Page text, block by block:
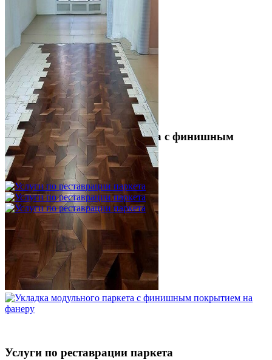
Укладка модульного паркета с финишным
покрытием на фанеру
3 600 ₽
Услуги по реставрации паркета